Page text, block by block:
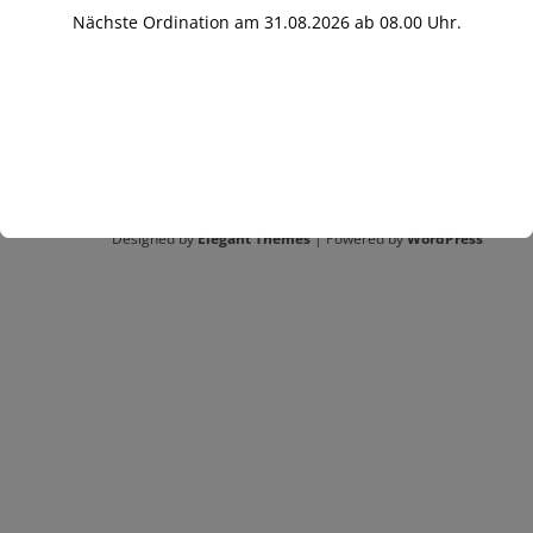
Designed byElegant Themes| Powered byWordPress
Nächste Ordination am 31.08.2026 ab 08.00 Uhr.